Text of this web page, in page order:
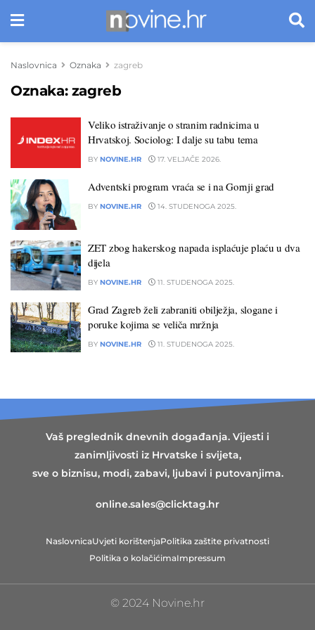
Naslovnica Oznaka zagreb
Oznaka: zagreb
Veliko istraživanje o stranim radnicima u
Hrvatskoj. Sociolog: I dalje su tabu tema
BY NOVINE.HR 17. VELJAČE 2026.
Adventski program vraća se i na Gornji grad
BY NOVINE.HR 14. STUDENOGA 2025.
ZET zbog hakerskog napada isplaćuje plaću u dva
dijela
BY NOVINE.HR 11. STUDENOGA 2025.
Grad Zagreb želi zabraniti obilježja, slogane i
poruke kojima se veliča mržnja
BY NOVINE.HR 11. STUDENOGA 2025.
Vaš preglednik dnevnih događanja. Vijesti i
zanimljivosti iz Hrvatske i svijeta,
sve o biznisu, modi, zabavi, ljubavi i putovanjima.
online.sales@clicktag.hr
NaslovnicaUvjeti korištenjaPolitika zaštite privatnosti
Politika o kolačićimaImpressum
© 2024 Novine.hr